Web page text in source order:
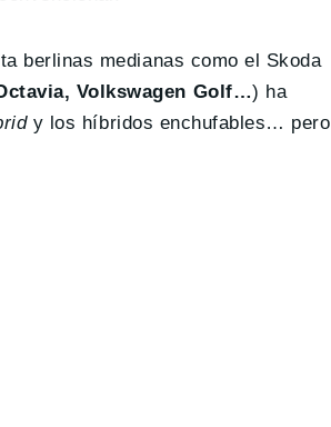
berlinas medianas como el Skoda
Volkswagen Golf…) ha
y los híbridos enchufables… pero